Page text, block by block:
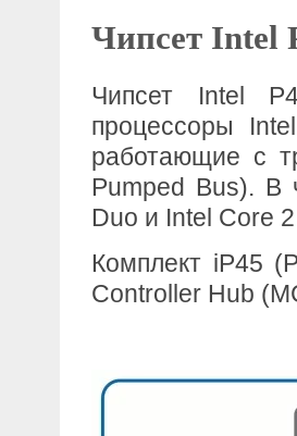
Чипсет Intel
Чипсет Intel
процессоры
работающие с
Pumped Bus). В
Duo и Intel Core
Комплект iP45
Controller Hub